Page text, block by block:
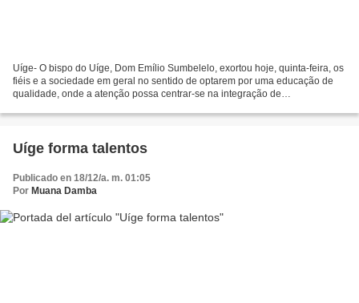
Uíge- O bispo do Uíge, Dom Emílio Sumbelelo, exortou hoje, quinta-feira, os
fiéis e a sociedade em geral no sentido de optarem por uma educação de
qualidade, onde a atenção possa centrar-se na integração de
Uíge forma talentos
Publicado en 18/12/a. m. 01:05
Por Muana Damba